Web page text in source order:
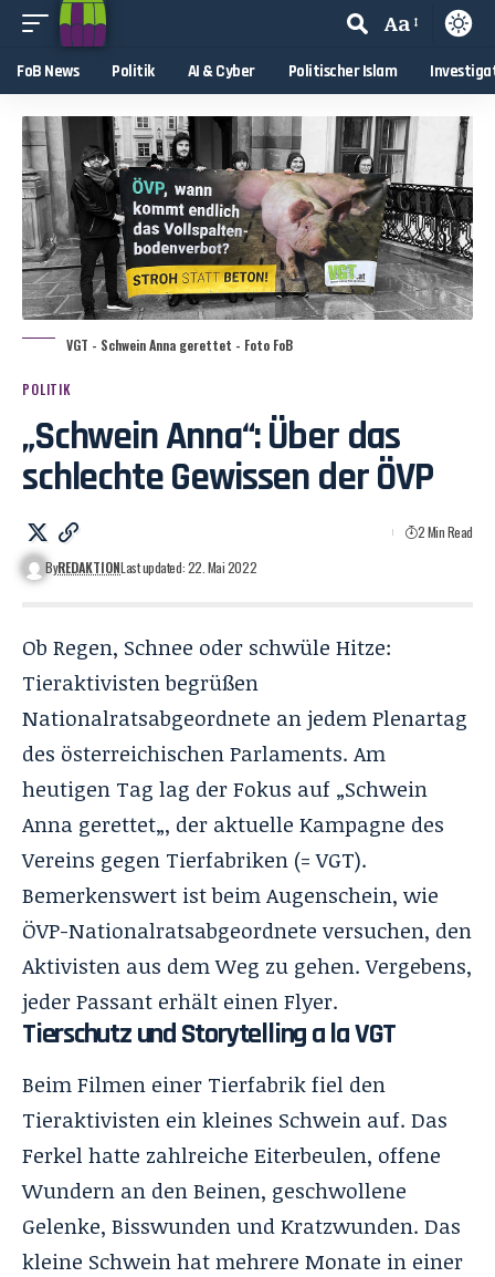
Aa
FoB News Politik AI & Cyber Politischer Islam
VGT - Schwein Anna gerettet - Foto FoB
POLITIK
„Schwein Anna“: Über das
schlechte Gewissen der ÖVP
ByREDAKTIONLast updated: 22. Mai 2022
2 Min Read
Ob Regen, Schnee oder schwüle Hitze:
Tieraktivisten begrüßen
Nationalratsabgeordnete an jedem Plenartag
des österreichischen Parlaments. Am
heutigen Tag lag der Fokus auf „Schwein
Anna gerettet„, der aktuelle Kampagne des
Vereins gegen Tierfabriken (= VGT).
Bemerkenswert ist beim Augenschein, wie
ÖVP-Nationalratsabgeordnete versuchen, den
Aktivisten aus dem Weg zu gehen. Vergebens,
jeder Passant erhält einen Flyer.
Tierschutz und Storytelling a la VGT
Beim Filmen einer Tierfabrik fiel den
Tieraktivisten ein kleines Schwein auf. Das
Ferkel hatte zahlreiche Eiterbeulen, offene
Wundern an den Beinen, geschwollene
Gelenke, Bisswunden und Kratzwunden. Das
kleine Schwein hat mehrere Monate in einer